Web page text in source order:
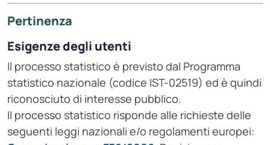
Pertinenza
Esigenze degli utenti
Il processo statistico è previsto dal Programma
statistico nazionale (codice IST-02519) ed è quindi
riconosciuto di interesse pubblico.
Il processo statistico risponde alle richieste delle
seguenti leggi nazionali e/o regolamenti europei: